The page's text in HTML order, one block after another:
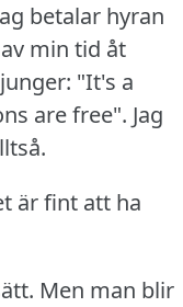
betalar hyran
min tid åt
"It's a
are free". Jag
är fint att ha
Men man blir